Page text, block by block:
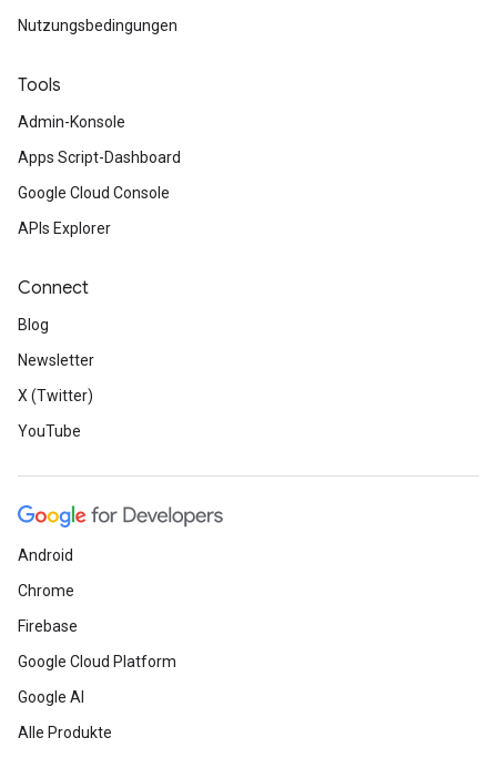
Nutzungsbedingungen
Tools
Admin-Konsole
Apps Script-Dashboard
Google Cloud Console
APIs Explorer
Connect
Blog
Newsletter
X (Twitter)
YouTube
Android
Chrome
Firebase
Google Cloud Platform
Google AI
Alle Produkte